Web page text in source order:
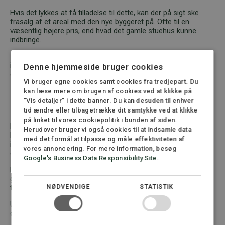
Hvis det lykkes at få tilladelse til dette, kan der på sigt ske
frasalg af et areal med den nye byggeret på. Ofte til en
væsentlig højere pris, end hvad det gamle stuehus kunne
indbringe.
ikke kan opføre ny bebyggelse i det åbne land, er det vigtigt, at
du er hurtigt ude med en ansøgning.
Oplevelsesmuligheder
Det er muligt, at bedriften omfatter arealer med en
beliggenhed, der gør dem egnede til at invitere offentligheden
ind. Dette kan være landboturisme, naturoplevelser eller
etablering af en skovbegravelsesplads.
For at opnå et godt resultat, skal der laves grundige og
gennemarbejdede ansøgninger om, hvordan projektet skal
tillades og vilkårene herfor.
Uanset hvilke valg der træffes, er det vigtigt, at det sker på et
oplyst grundlag.
Denne hjemmeside bruger cookies
Vi bruger egne cookies samt cookies fra tredjepart. Du
kan læse mere om brugen af cookies ved at klikke på
”Vis detaljer” i dette banner. Du kan desuden til enhver
tid ændre eller tilbagetrække dit samtykke ved at klikke
på linket til vores cookiepolitik i bunden af siden.
Herudover bruger vi også cookies til at indsamle data
med det formål at tilpasse og måle effektiviteten af
vores annoncering. For mere information, besøg
Google's Business Data Responsibility Site
NØDVENDIGE STATISTIK